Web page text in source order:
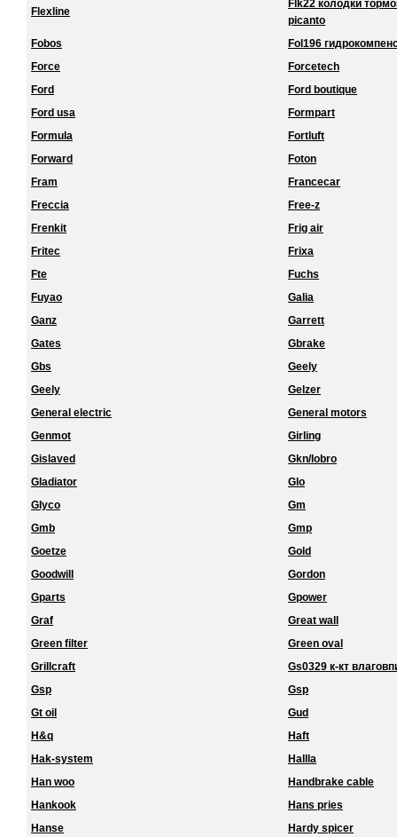
Flexline
Flk22 колодки
picanto
Fobos
Fol196
Force
Forcetech
Ford
Ford boutique
Ford usa
Formpart
Formula
Fortluft
Forward
Foton
Fram
Francecar
Freccia
Free-z
Frenkit
Frig air
Fritec
Frixa
Fte
Fuchs
Fuyao
Galia
Ganz
Garrett
Gates
Gbrake
Gbs
Geely
Geely
Gelzer
General electric
General motors
Genmot
Girling
Gislaved
Gkn/lobro
Gladiator
Glo
Glyco
Gm
Gmb
Gmp
Goetze
Gold
Goodwill
Gordon
Gparts
Gpower
Graf
Great wall
Green filter
Green oval
Grillcraft
Gs0329 к-кт
Gsp
Gsp
Gt oil
Gud
H&q
Haft
Hak-system
Hallla
Han woo
Handbrake cable
Hankook
Hans pries
Hanse
Hardy spicer